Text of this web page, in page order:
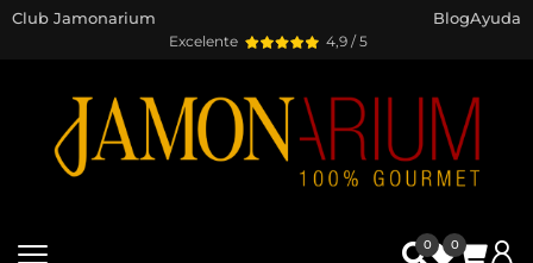
Excelente 4,9 / 5
Club Jamonarium BlogAyuda
0 0